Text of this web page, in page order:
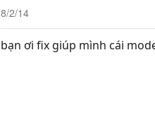
8/2/14
bạn ơi fix giúp mình cái